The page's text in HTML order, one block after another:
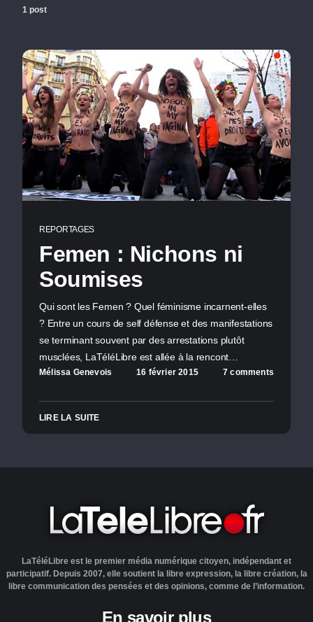
1 post
REPORTAGES
Femen : Nichons ni
Soumises
Qui sont les Femen ? Quel féminisme incarnent-elles
? Entre un cours de self défense et des manifestations
se terminant souvent par des arrestations plutôt
musclées, LaTéléLibre est allée à la rencont…
Mélissa Genevois 16 février 2015 7 comments
LIRE LA SUITE
LaTéléLibre est le premier média numérique citoyen, indépendant et
participatif. Depuis 2007, elle soutient la libre expression, la libre création, la
libre communication des pensées et des opinions, comme de l’information.
En savoir plus